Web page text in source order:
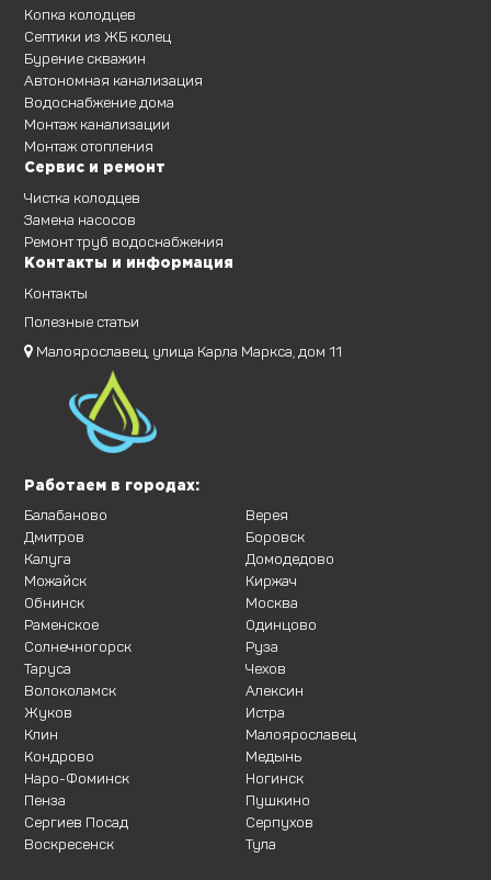
Копка колодцев
Септики из ЖБ колец
Бурение скважин
Автономная канализация
Водоснабжение дома
Монтаж канализации
Монтаж отопления
Сервис и ремонт
Чистка колодцев
Замена насосов
Ремонт труб водоснабжения
Контакты и информация
Контакты
Полезные статьи
Малоярославец, улица Карла Маркса, дом 11
Работаем в городах:
Балабаново
Дмитров
Калуга
Можайск
Обнинск
Раменское
Солнечногорск
Таруса
Верея
Боровск
Домодедово
Киржач
Москва
Одинцово
Руза
Чехов
Волоколамск
Жуков
Клин
Кондрово
Наро-Фоминск
Пенза
Сергиев Посад
Воскресенск
Алексин
Истра
Малоярославец
Медынь
Ногинск
Пушкино
Серпухов
Тула